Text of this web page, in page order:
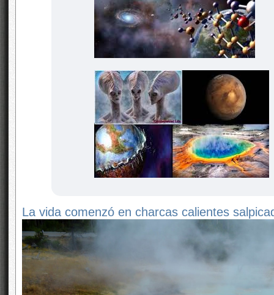
La vida comenzó en charcas calientes